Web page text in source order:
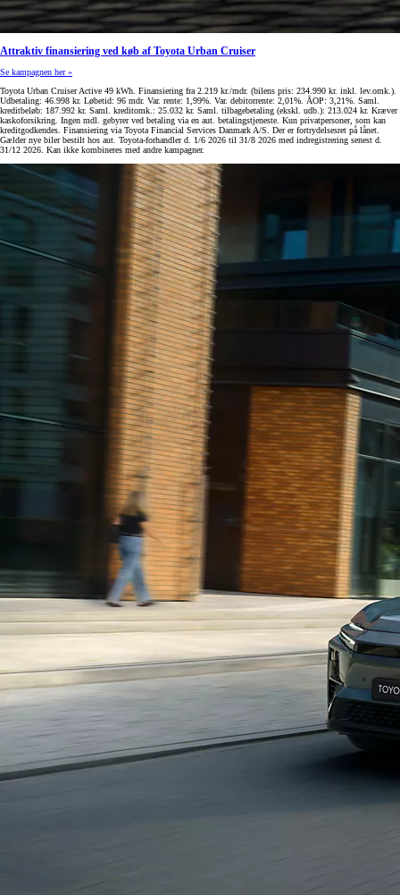
Attraktiv finansiering ved køb af Toyota Urban Cruiser
Se kampagnen her »
Toyota Urban Cruiser Active 49 kWh. Finansiering fra 2.219 kr./mdr. (bilens pris: 234.990 kr. inkl. lev.omk.).
Udbetaling: 46.998 kr. Løbetid: 96 mdr. Var. rente: 1,99%. Var. debitorrente: 2,01%. ÅOP: 3,21%. Saml.
kreditbeløb: 187.992 kr. Saml. kreditomk.: 25.032 kr. Saml. tilbagebetaling (ekskl. udb.): 213.024 kr. Kræver
kaskoforsikring. Ingen mdl. gebyrer ved betaling via en aut. betalingstjeneste. Kun privatpersoner, som kan
kreditgodkendes. Finansiering via Toyota Financial Services Danmark A/S. Der er fortrydelsesret på lånet.
Gælder nye biler bestilt hos aut. Toyota-forhandler d. 1/6 2026 til 31/8 2026 med indregistrering senest d.
31/12 2026. Kan ikke kombineres med andre kampagner.